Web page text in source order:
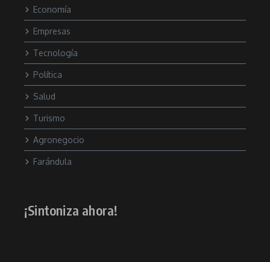
Economía
Empresas
Tecnología
Política
Salud
Turismo
Agronegocio
Farándula
¡Sintoniza ahora!